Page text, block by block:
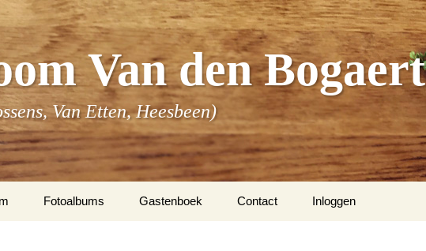
Van den Bogaert
Van Etten, Heesbeen)
Fotoalbums Gastenboek Contact
Inloggen